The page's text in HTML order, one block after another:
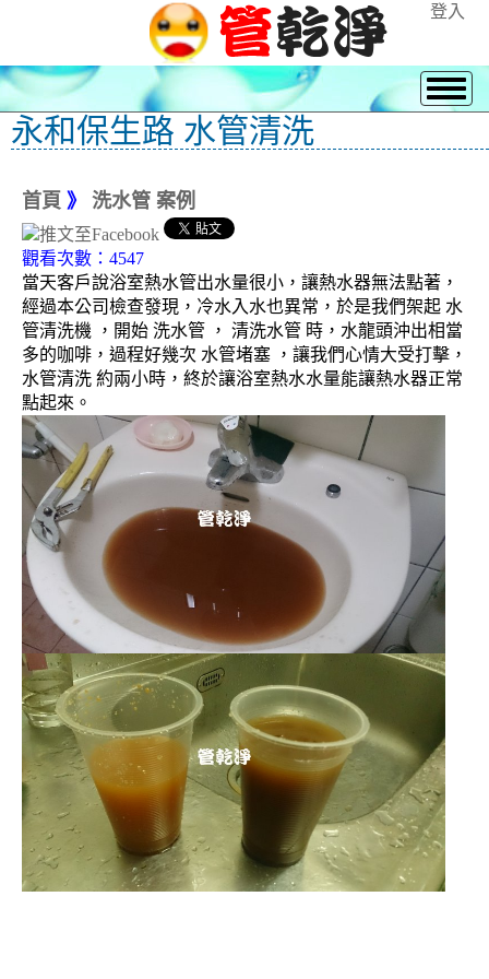
登入
永和保生路 水管清洗
首頁 》 洗水管 案例
觀看次數：4547
當天客戶說浴室熱水管出水量很小，讓熱水器無法點著，
經過本公司檢查發現，冷水入水也異常，於是我們架起 水
管清洗機 ，開始 洗水管 ， 清洗水管 時，水龍頭沖出相當
多的咖啡，過程好幾次 水管堵塞 ，讓我們心情大受打擊，
水管清洗 約兩小時，終於讓浴室熱水水量能讓熱水器正常
點起來。